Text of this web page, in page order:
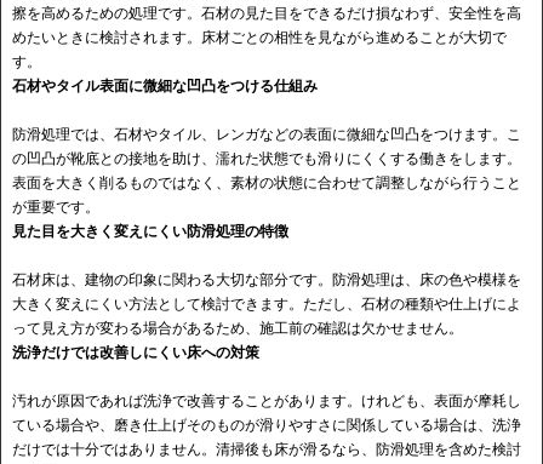
擦を高めるための処理です。石材の見た目をできるだけ損なわず、安全性を高
めたいときに検討されます。床材ごとの相性を見ながら進めることが大切で
す。
石材やタイル表面に微細な凹凸をつける仕組み
防滑処理では、石材やタイル、レンガなどの表面に微細な凹凸をつけます。こ
の凹凸が靴底との接地を助け、濡れた状態でも滑りにくくする働きをします。
表面を大きく削るものではなく、素材の状態に合わせて調整しながら行うこと
が重要です。
見た目を大きく変えにくい防滑処理の特徴
石材床は、建物の印象に関わる大切な部分です。防滑処理は、床の色や模様を
大きく変えにくい方法として検討できます。ただし、石材の種類や仕上げによ
って見え方が変わる場合があるため、施工前の確認は欠かせません。
洗浄だけでは改善しにくい床への対策
汚れが原因であれば洗浄で改善することがあります。けれども、表面が摩耗し
ている場合や、磨き仕上げそのものが滑りやすさに関係している場合は、洗浄
だけでは十分ではありません。清掃後も床が滑るなら、防滑処理を含めた検討